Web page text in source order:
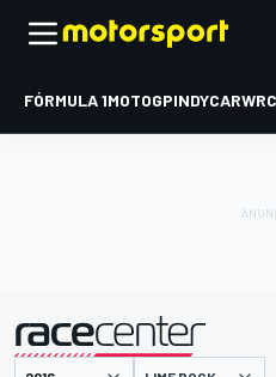
FÓRMULA 1MOTOGPINDYCARWRC